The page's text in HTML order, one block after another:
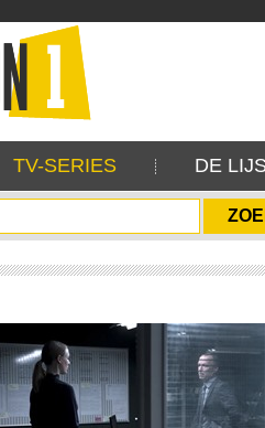
TV-SERIES DE